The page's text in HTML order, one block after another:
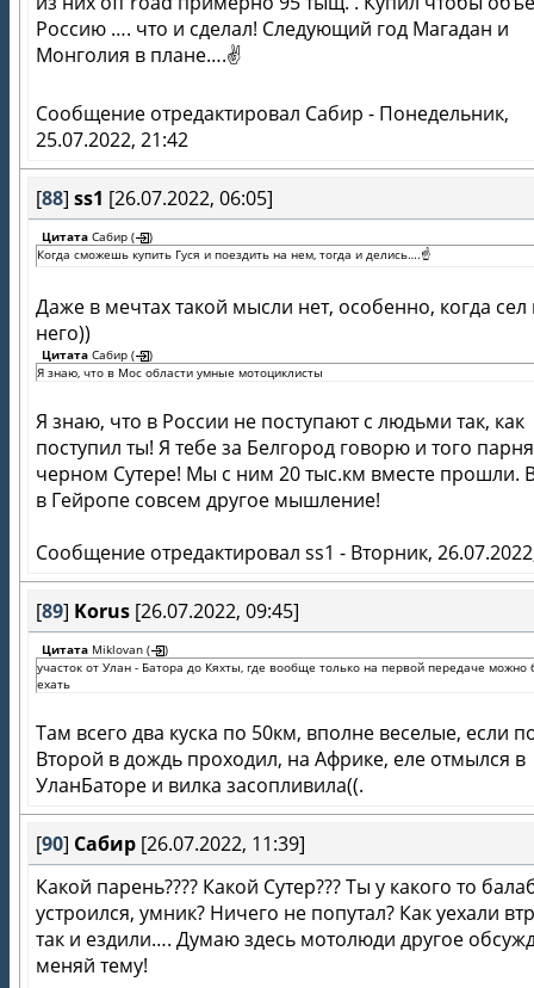
Россию …. что и сделал! Следующий год Магадан и
Монголия в плане….✌️
Сообщение отредактировал Сабир - Понедельник,
25.07.2022, 21:42
[88] ss1 [26.07.2022, 06:05]
Цитата Сабир (
)
Когда сможешь купить Гуся и поездить на нем, тогда и делись….☝️
Даже в мечтах такой мысли нет, особенно, когда сел
него))
Цитата Сабир (
)
Я знаю, что в Мос области умные мотоциклисты
Я знаю, что в России не поступают с людьми так, как
поступил ты! Я тебе за Белгород говорю и того
черном Сутере! Мы с ним 20 тыс.км вместе прошли.
в Гейропе совсем другое мышление!
Сообщение отредактировал ss1 - Вторник,
[89] Korus [26.07.2022, 09:45]
Цитата Miklovan (
)
участок от Улан - Батора до Кяхты, где вообще только на первой передаче можно
ехать
Там всего два куска по 50км, вполне веселые, если
Второй в дождь проходил, на Африке, еле отмылся в
УланБаторе и вилка засопливила((.
[90] Сабир [26.07.2022, 11:39]
Какой парень???? Какой Сутер??? Ты у какого то
устроился, умник? Ничего не попутал? Как уехали
так и ездили…. Думаю здесь мотолюди другое
меняй тему!